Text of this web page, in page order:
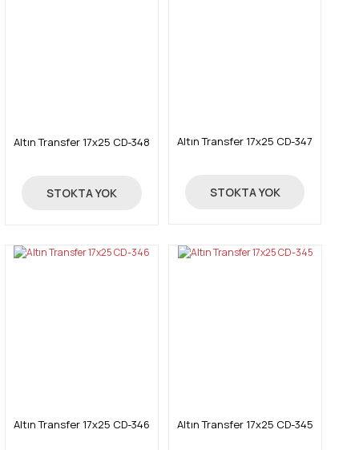
Altın Transfer 17x25 CD-348
4,05 TL
STOKTA YOK
Altın Transfer 17x25 CD-347
4,05 TL
STOKTA YOK
Altın Transfer 17x25 CD-346 Altın Transfer 17x25 CD-345